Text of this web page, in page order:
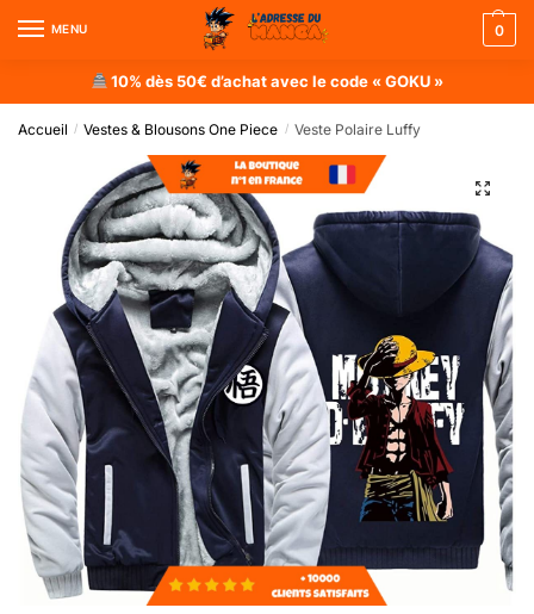
MENU 0
10% dès 50€ d’achat avec le code « GOKU »
Accueil / Vestes & Blousons One Piece / Veste Polaire Luffy